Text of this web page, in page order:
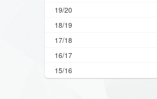
19/20
18/19
17/18
16/17
15/16